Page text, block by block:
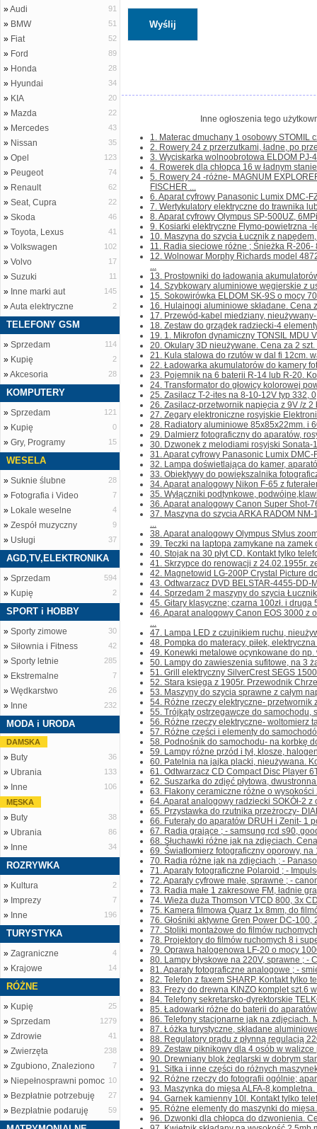
»Audi 91
» BMW 51
» Fiat 52
» Ford 89
» Honda 28
» Hyundai 34
» KIA 20
» Mazda 22
» Mercedes 43
» Nissan 35
» Opel 123
» Peugeot 74
» Renault 62
» Seat, Cupra 22
» Skoda 46
» Toyota, Lexus 41
» Volkswagen 102
» Volvo 17
» Suzuki 11
» Inne marki aut 145
»Auta elektryczne 2
TELEFONY GSM
» Sprzedam 114
» Kupię 2
»Akcesoria 28
KOMPUTERY
» Sprzedam 121
» Kupię 0
» Gry, Programy 15
WESELA
» Suknie ślubne 28
» Fotografia i Video 7
» Lokale weselne 4
» Zespół muzyczny 9
» Usługi 37
AGD,TV,ELEKTRONIKA
» Sprzedam 594
» Kupię 2
SPORT i HOBBY
» Sporty zimowe 30
» Siłownia i Fitness 42
» Sporty letnie 285
» Ekstremalne 7
» Wędkarstwo 26
» Inne 232
MODA i URODA
DAMSKA
» Buty 36
» Ubrania 133
» Inne
106
MĘSKA
» Buty 38
» Ubrania 86
» Inne 34
ROZRYWKA
» Kultura 2
» Imprezy 7
» Inne 196
TURYSTYKA
» Zagraniczne 4
» Krajowe 14
RÓŻNE
» Kupię 25
» Sprzedam 1279
» Zdrowie 41
» Zwierzęta 238
» Zgubiono, Znaleziono 7
» Niepełnosprawni pomoc 10
» Bezpłatnie potrzebuję 27
» Bezpłatnie podaruję 59
Inne ogłoszenia tego
1. Materac dmuchany 1 osobowy STOMIL
2. Rowery 24 z przerzutkami, ładne, po
3. Wyciskarka wolnoobrotowa ELDOM PJ-
4. Rowerek dla chłopca 16 w ładnym
5. Rowery 24 -różne- MAGNUM
FISCHER ...
6. Aparat cyfrowy Panasonic Lumix DMC-
7. Wertykulatory elektryczne do trawnika
8. Aparat cyfrowy Olympus SP-500UZ,
9. Kosiarki elektryczne Flymo-powietrzna -
10. Maszyna do szycia Łucznik z
11. Radia sieciowe różne ; Śnieżka R-206-
12. Wolnowar Morphy Richards model
...
13. Prostowniki do ładowania
14. Szybkowary aluminiowe węgierskie z
15. Sokowirówka ELDOM SK-9S o mocy
16. Hulajnogi aluminiowe składane. Cena
17. Przewód-kabel miedziany, nieużywany-
18. Zestaw do grządek radziecki-4
19. 1. Mikrofon dynamiczny TONSIL MDU
20. Okulary 3D nieużywane. Cena za 2
21. Kula stalowa do rzutów w dal fi 12cm.
22. Ładowarka akumulatorów do kamery
23. Pojemnik na 6 baterii R-14 lub R-20.
24. Transformator do głowicy kolorowej
25. Zasilacz T-2-ites na 8-10-12V typ 332,
26. Zasilacz-przetwornik napięcia z 9V /z 2
27. Zegary elektroniczne rosyjskie
28. Radiatory aluminiowe 85x85x22mm. i
29. Dalmierz fotograficzny do aparatów,
30. Dzwonek z melodiami rosyjski Sonata-
31. Aparat cyfrowy Panasonic Lumix DMC-
32. Lampa doświetlająca do kamer,
33. Obiektywy do powiększalnika
34. Aparat analogowy Nikon F-65 z
35. Wyłączniki podtynkowe,
36. Aparat analogowy Canon Super Shot-
37. Maszyna do szycia ARKA RADOM
...
38. Aparat analogowy Olympus Stylus
39. Teczki na laptopa zamykane na zamek
40. Stojak na 30 płyt CD. Kontakt tylko
41. Skrzypce do renowacji z 24.02.1955r.
42. Magnetowid LG-200P Crystal Picture
43. Odtwarzacz DVD BELSTAR-4455-DD-
44. Sprzedam 2 maszyny do szycia
45. Gitary klasyczne; czarna 100zł. i druga
46. Aparat analogowy Canon EOS 3000 z
...
47. Lampa LED z czujnikiem ruchu,
48. Pompka do materacy, piłek,
49. Konewki metalowe ocynkowane do
50. Lampy do zawieszenia sufitowe, na 3
51. Grill elektryczny SilverCrest SEGS
52. Stara księga z 1905r. Przewodnik
53. Maszyny do szycia sprawne z całym
54. Różne rzeczy elektryczne- przetwornik
55. Trójkąty ostrzegawcze do samochodu,
56. Różne rzeczy elektryczne- woltomierz
57. Różne części i elementy do
58. Podnośnik do samochodu- na korbkę
59. Lampy różne przód i tył, klosze,
60. Patelnia na jajka placki, nieużywana.
61. Odtwarzacz CD Compact Disc Player
62. Suszarka do zdjęć płytowa,
63. Flakony ceramiczne różne o wysokości
64. Aparat analogowy radziecki SOKÓł-2
65. Przystawka do rzutnika przeżroczy-
66. Futerały do aparatów DRUH i Zenit- 1
67. Radia grające ; - samsung rcd s90,
68. Słuchawki różne jak na zdjęciach.
69. Światłomierz fotograficzny oporowy,
70. Radia różne jak na zdjęciach ; -
71. Aparaty fotograficzne Polaroid ; -
72. Aparaty cyfrowe małe, sprawne ; -
73. Radia małe 1 zakresowe FM, ładnie
74. Wieża duża Thomson VTCD 800, 3x
75. Kamera filmowa Quarz 1x 8mm, do
76. Głośniki aktywne Gren Power DC-100,
77. Stoliki montażowe do filmów
78. Projektory do filmów ruchomych 8 i
79. Oprawa halogenowa LF-20 o mocy
80. Lampy błyskowe na 220V, sprawne ; -
81. Aparaty fotograficzne analogowe ; -
82. Telefon z faxem SHARP. Kontakt tylko
83. Frezy do drewna KINZO komplet szt.6
84. Telefony sekretarsko-dyrektorskie
85. Ładowarki różne do baterii do
86. Telefony stacjonarne jak na zdjęciach.
87. Łóżka turystyczne, składane
88. Regulatory prądu z płynną regulacją
89. Zestaw piknikowy dla 4 osób w
90. Drewniany blok żeglarski w dobrym
91. Sitka i inne części do różnych
92. Różne rzeczy do fotografii ogólnie;
93. Maszynka do mięsa ALFA-
94. Garnek kamienny 10l. Kontakt tylko
95. Różne elementy do maszynki do
96. Dzwonki dla chłopca do dzwonienia.